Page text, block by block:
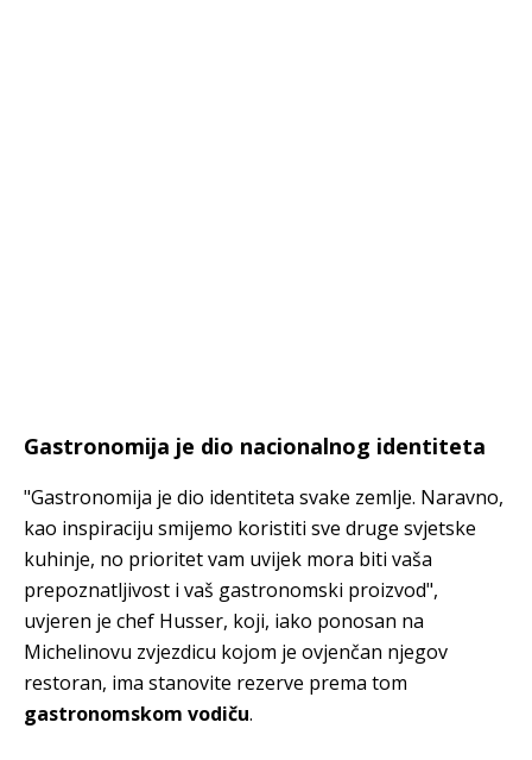
Gastronomija je dio nacionalnog identiteta
"Gastronomija je dio identiteta svake zemlje. Naravno,
kao inspiraciju smijemo koristiti sve druge svjetske
kuhinje, no prioritet vam uvijek mora biti vaša
prepoznatljivost i vaš gastronomski proizvod",
uvjeren je chef Husser, koji, iako ponosan na
Michelinovu zvjezdicu kojom je ovjenčan njegov
restoran, ima stanovite rezerve prema tom
gastronomskom vodiču.